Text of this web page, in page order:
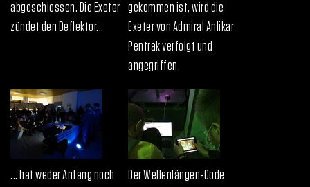
abgeschlossen. Die Exeter
zündet den Deflektor...
gekommen ist, wird die
Exeter von Admiral Anlikar
Pentrak verfolgt und
angegriffen.
... hat weder Anfang noch
Der Wellenlängen-Code